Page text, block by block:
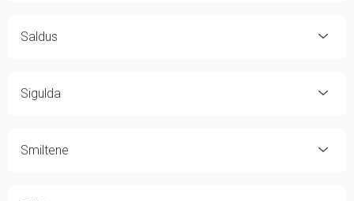
Saldus
Sigulda
Smiltene